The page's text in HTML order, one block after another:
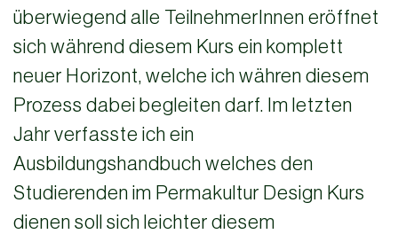
überwiegend alle TeilnehmerInnen eröffnet
sich während diesem Kurs ein komplett
neuer Horizont, welche ich währen diesem
Prozess dabei begleiten darf. Im letzten
Jahr verfasste ich ein
Ausbildungshandbuch welches den
Studierenden im Permakultur Design Kurs
dienen soll sich leichter diesem